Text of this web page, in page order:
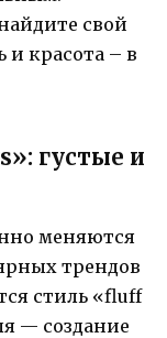
свой
и красота – в
густые и
меняются
трендов
стиль «fluff
— создание